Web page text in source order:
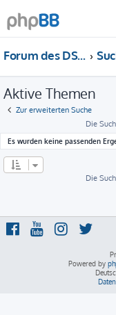
Forum des DS-Club Deutschland e.V.
Aktive Themen
Zur erweiterten Suche
Die
Es wurden keine passenden
Die
Powered by